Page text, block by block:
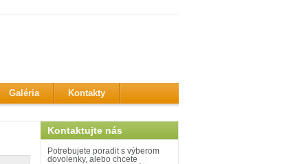
Galéria Kontakty
Kontaktujte nás
Potrebujete poradit s výberom
dovolenky, alebo chcete